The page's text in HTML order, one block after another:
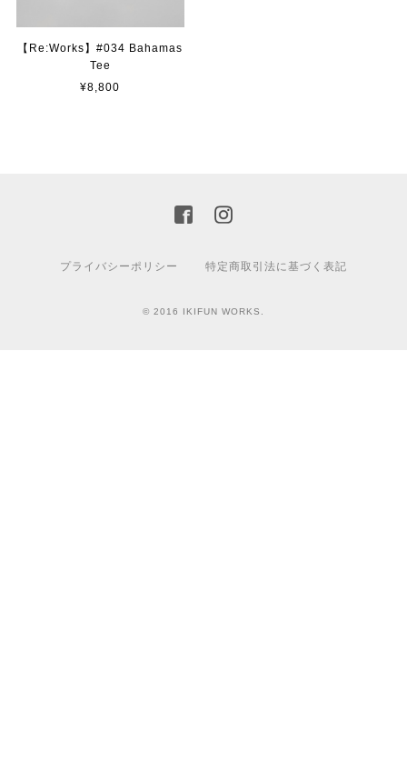
【Re:Works】#034 Bahamas
Tee
¥8,800
プライバシーポリシー 特定商取引法に基づく表記
© 2016 IKIFUN WORKS.